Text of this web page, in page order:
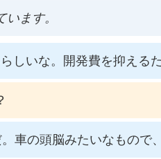
ます。
しいな。開発費を抑える
車の頭脳みたいなもので